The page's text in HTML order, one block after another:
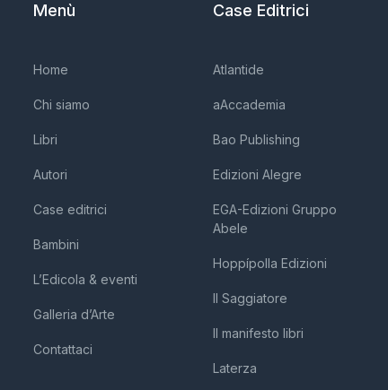
Menù
Home
Chi siamo
Libri
Autori
Case editrici
Bambini
L’Edicola & eventi
Galleria d’Arte
Contattaci
Case Editrici
Atlantide
aAccademia
Bao Publishing
Edizioni Alegre
EGA-Edizioni Gruppo
Abele
Hoppípolla Edizioni
Il Saggiatore
Il manifesto libri
Laterza